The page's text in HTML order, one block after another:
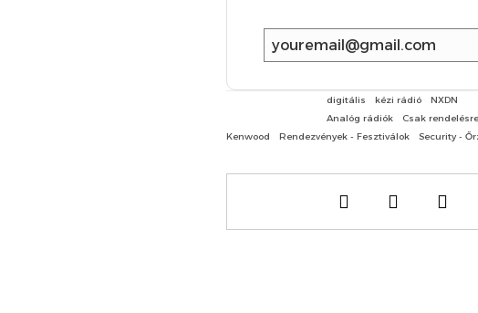
digitális kézi rádió
NXDN
Analóg rádiók
Csak rendelésre
Kenwood
Rendezvények - Fesztiválok Security -